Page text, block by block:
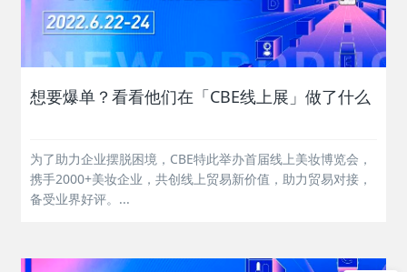
想要爆单？看看他们在「CBE线上展」做了什么
为了助力企业摆脱困境，CBE特此举办首届线上美妆博览会，
携手2000+美妆企业，共创线上贸易新价值，助力贸易对接，
备受业界好评。...